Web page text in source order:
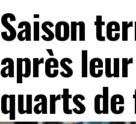
Saison
après
quarts